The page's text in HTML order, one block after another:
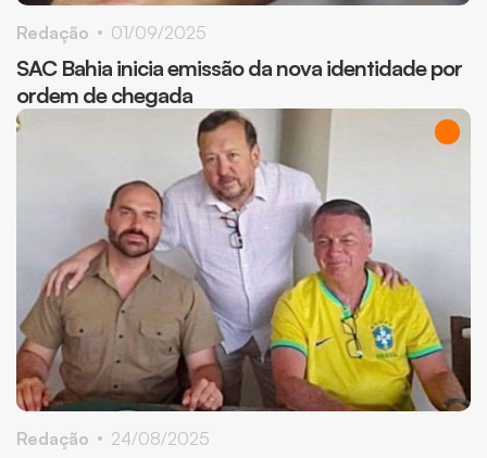
SAC Bahia inicia emissão da nova identidade por
ordem de chegada
Redação 01/09/2025
Redação 24/08/2025